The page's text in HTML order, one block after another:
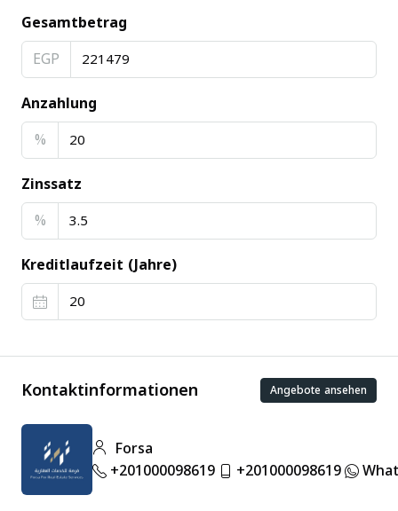
Gesamtbetrag
EGP
Anzahlung
%
Zinssatz
%
Kreditlaufzeit (Jahre)
Kontaktinformationen Angebote ansehen
Forsa
+201000098619
+201000098619